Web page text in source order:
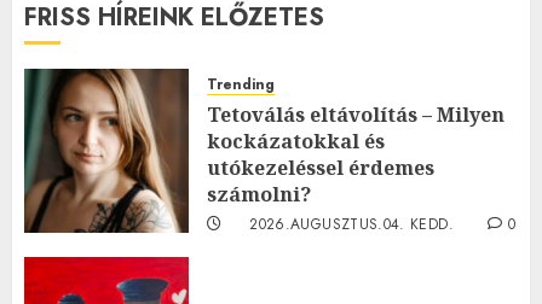
FRISS HÍREINK ELŐZETES
Trending
Tetoválás eltávolítás – Milyen
kockázatokkal és
utókezeléssel érdemes
számolni?
2026.AUGUSZTUS.04. KEDD.
0